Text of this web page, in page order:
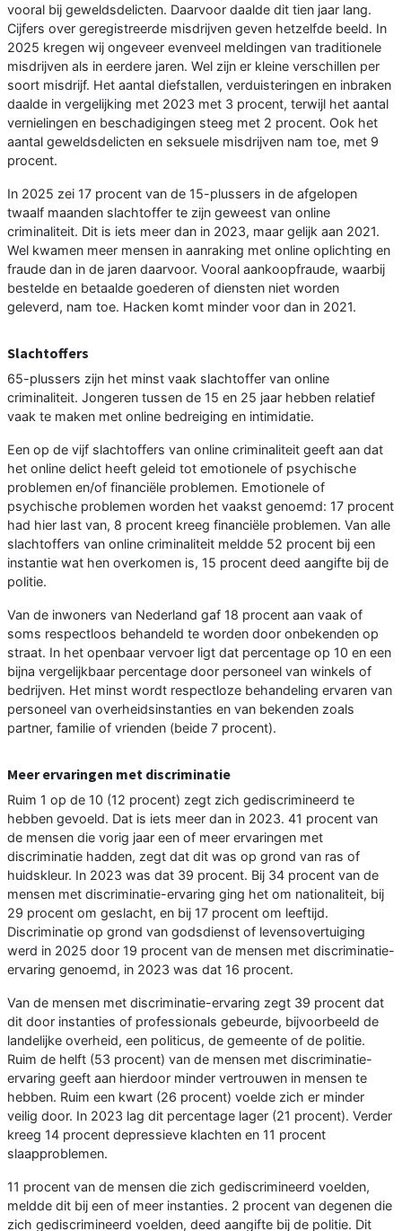
vooral bij geweldsdelicten. Daarvoor daalde dit tien jaar lang.
Cijfers over geregistreerde misdrijven geven hetzelfde beeld. In
2025 kregen wij ongeveer evenveel meldingen van traditionele
misdrijven als in eerdere jaren. Wel zijn er kleine verschillen per
soort misdrijf. Het aantal diefstallen, verduisteringen en inbraken
daalde in vergelijking met 2023 met 3 procent, terwijl het aantal
vernielingen en beschadigingen steeg met 2 procent. Ook het
aantal geweldsdelicten en seksuele misdrijven nam toe, met 9
procent.
In 2025 zei 17 procent van de 15-plussers in de afgelopen
twaalf maanden slachtoffer te zijn geweest van online
criminaliteit. Dit is iets meer dan in 2023, maar gelijk aan 2021.
Wel kwamen meer mensen in aanraking met online oplichting en
fraude dan in de jaren daarvoor. Vooral aankoopfraude, waarbij
bestelde en betaalde goederen of diensten niet worden
geleverd, nam toe. Hacken komt minder voor dan in 2021.
Slachtoffers
65-plussers zijn het minst vaak slachtoffer van online
criminaliteit. Jongeren tussen de 15 en 25 jaar hebben relatief
vaak te maken met online bedreiging en intimidatie.
Een op de vijf slachtoffers van online criminaliteit geeft aan dat
het online delict heeft geleid tot emotionele of psychische
problemen en/of financiële problemen. Emotionele of
psychische problemen worden het vaakst genoemd: 17 procent
had hier last van, 8 procent kreeg financiële problemen. Van alle
slachtoffers van online criminaliteit meldde 52 procent bij een
instantie wat hen overkomen is, 15 procent deed aangifte bij de
politie.
Van de inwoners van Nederland gaf 18 procent aan vaak of
soms respectloos behandeld te worden door onbekenden op
straat. In het openbaar vervoer ligt dat percentage op 10 en een
bijna vergelijkbaar percentage door personeel van winkels of
bedrijven. Het minst wordt respectloze behandeling ervaren van
personeel van overheidsinstanties en van bekenden zoals
partner, familie of vrienden (beide 7 procent).
Meer ervaringen met discriminatie
Ruim 1 op de 10 (12 procent) zegt zich gediscrimineerd te
hebben gevoeld. Dat is iets meer dan in 2023. 41 procent van
de mensen die vorig jaar een of meer ervaringen met
discriminatie hadden, zegt dat dit was op grond van ras of
huidskleur. In 2023 was dat 39 procent. Bij 34 procent van de
mensen met discriminatie-ervaring ging het om nationaliteit, bij
29 procent om geslacht, en bij 17 procent om leeftijd.
Discriminatie op grond van godsdienst of levensovertuiging
werd in 2025 door 19 procent van de mensen met discriminatie-
ervaring genoemd, in 2023 was dat 16 procent.
Van de mensen met discriminatie-ervaring zegt 39 procent dat
dit door instanties of professionals gebeurde, bijvoorbeeld de
landelijke overheid, een politicus, de gemeente of de politie.
Ruim de helft (53 procent) van de mensen met discriminatie-
ervaring geeft aan hierdoor minder vertrouwen in mensen te
hebben. Ruim een kwart (26 procent) voelde zich er minder
veilig door. In 2023 lag dit percentage lager (21 procent). Verder
kreeg 14 procent depressieve klachten en 11 procent
slaapproblemen.
11 procent van de mensen die zich gediscrimineerd voelden,
meldde dit bij een of meer instanties. 2 procent van degenen die
zich gediscrimineerd voelden, deed aangifte bij de politie. Dit